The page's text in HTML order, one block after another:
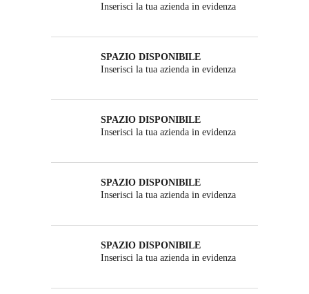
Inserisci la tua azienda in evidenza
SPAZIO DISPONIBILE
Inserisci la tua azienda in evidenza
SPAZIO DISPONIBILE
Inserisci la tua azienda in evidenza
SPAZIO DISPONIBILE
Inserisci la tua azienda in evidenza
SPAZIO DISPONIBILE
Inserisci la tua azienda in evidenza